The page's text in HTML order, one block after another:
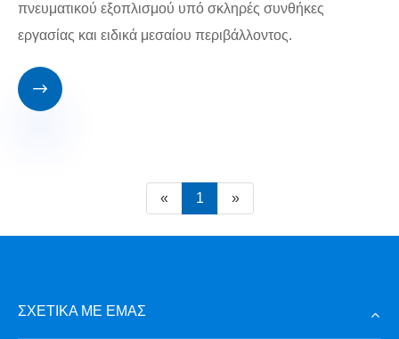
πνευματικού εξοπλισμού υπό σκληρές συνθήκες
εργασίας και ειδικά μεσαίου περιβάλλοντος.

« 1 »
ΣΧΕΤΙΚΆ ΜΕ ΕΜΆΣ